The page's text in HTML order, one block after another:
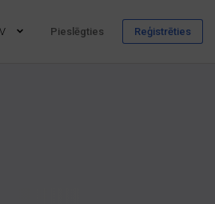
Pieslēgties Reģistrēties